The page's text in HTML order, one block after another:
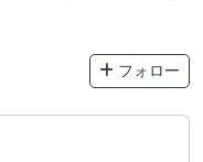
フォロー